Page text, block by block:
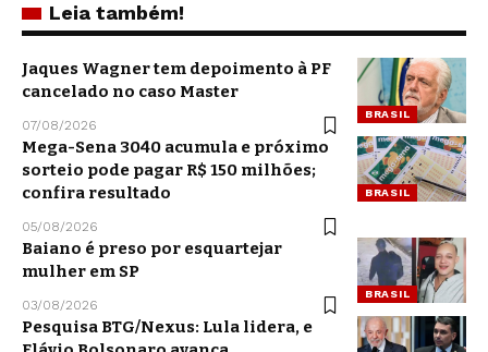
Leia também!
BRASIL
Jaques Wagner tem depoimento à PF
cancelado no caso Master
07/08/2026
BRASIL
Mega-Sena 3040 acumula e próximo
sorteio pode pagar R$ 150 milhões;
confira resultado
05/08/2026
BRASIL
Baiano é preso por esquartejar
mulher em SP
03/08/2026
Pesquisa BTG/Nexus: Lula lidera, e